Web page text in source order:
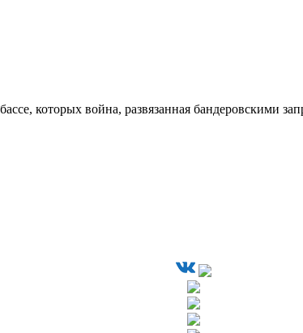
которых война, развязанная бандеровскими